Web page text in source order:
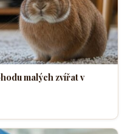
malých zvířat v